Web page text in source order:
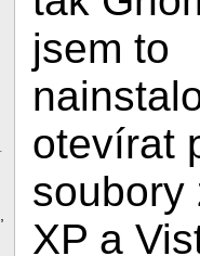
jsem to
otevírat
soubory
XP a